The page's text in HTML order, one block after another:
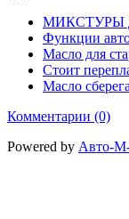
МИКСТУРЫ
Функции
Масло для
Стоит
Масло
Комментарии (0)
Powered by Авто-М-